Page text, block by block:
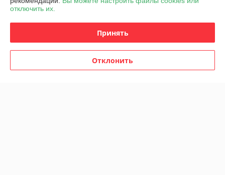
Доставка и оплата
отключить их.
Принять
Отклонить